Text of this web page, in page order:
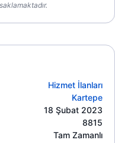
Hizmet İlanları
Kartepe
18 Şubat 2023
8815
Tam Zamanlı